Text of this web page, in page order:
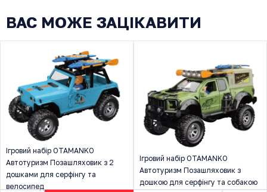
ВАС МОЖЕ ЗАЦІКАВИТИ
Ігровий набір OTAMANKO
Автотуризм Позашляховик з 2
дошками для серфінгу та
велосипед
Ігровий набір OTAMANKO
Автотуризм Позашляховик з
дошкою для серфінгу та собакою